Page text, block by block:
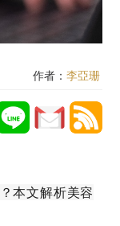
作者： 李亞珊
本文解析美容